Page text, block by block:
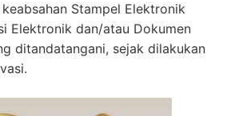
Stampel Elektronik
Elektronik dan/atau Dokumen
ditandatangani, sejak dilakukan